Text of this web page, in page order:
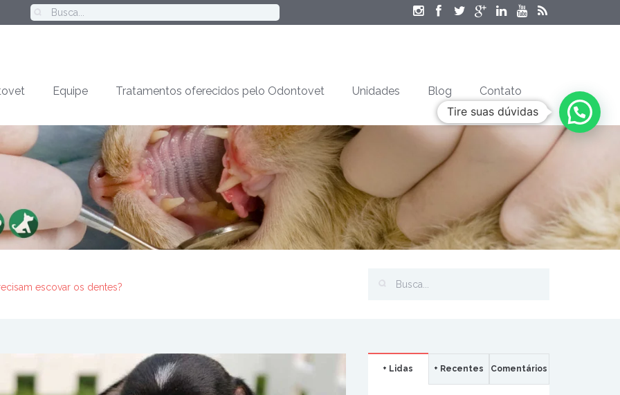
Equipe Tratamentos oferecidos pelo Odontovet Unidades Blog Contato
escovar os dentes?
+ Lidas + Recentes Comentários
Tire suas dúvidas